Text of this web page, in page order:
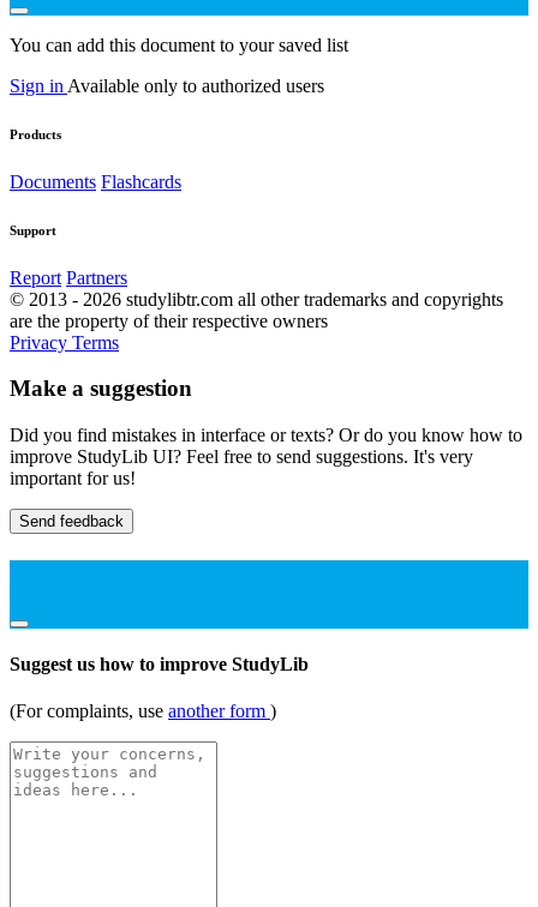
You can add this document to your saved list
Sign in Available only to authorized users
Products
Documents Flashcards
Support
Report Partners
© 2013 - 2026 studylibtr.com all other trademarks and copyrights
are the property of their respective owners
Privacy Terms
Make a suggestion
Did you find mistakes in interface or texts? Or do you know how to
improve StudyLib UI? Feel free to send suggestions. It's very
important for us!
Send feedback
Suggest us how to improve StudyLib
(For complaints, use another form )